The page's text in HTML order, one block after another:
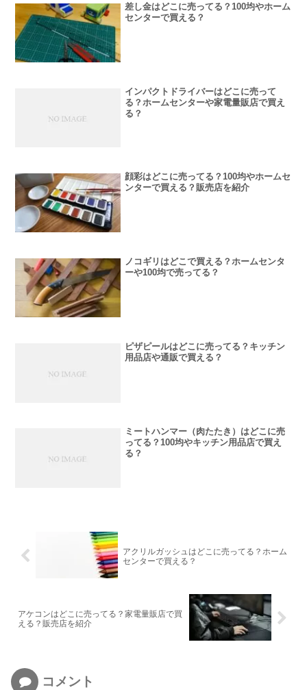
差し金はどこに売ってる？100均やホーム
センターで買える？
インパクトドライバーはどこに売って
る？ホームセンターや家電量販店で買え
る？
顔彩はどこに売ってる？100均やホームセ
ンターで買える？販売店を紹介
ノコギリはどこで買える？ホームセンタ
ーや100均で売ってる？
ピザピールはどこに売ってる？キッチン
用品店や通販で買える？
ミートハンマー（肉たたき）はどこに売
ってる？100均やキッチン用品店で買え
る？
アクリルガッシュはどこに売ってる？ホーム
センターで買える？
アケコンはどこに売ってる？家電量販店で買
える？販売店を紹介
コメント